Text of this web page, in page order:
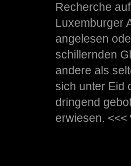
Recherche
Luxemburger
angelesen
schillernden
andere als
sich unter Eid
dringend
erwiesen. <<<